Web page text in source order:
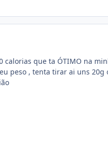
que ta ÓTIMO na
peso , tenta tirar ai uns